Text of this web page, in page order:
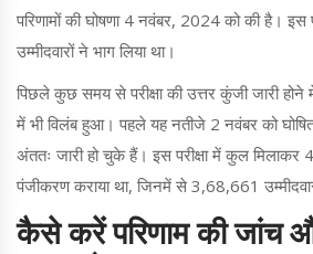
परिणामों की घोषणा 4 नवंबर, 2024 को की है। इस
उम्मीदवारों ने भाग लिया था।
पिछले कुछ समय से परीक्षा की उत्तर कुंजी जारी होने
में भी विलंब हुआ। पहले यह नतीजे 2 नवंबर को
अंततः जारी हो चुके हैं। इस परीक्षा में कुल मिलाकर
पंजीकरण कराया था, जिनमें से 3,68,661 उम्मीदवार
कैसे करें परिणाम की जांच